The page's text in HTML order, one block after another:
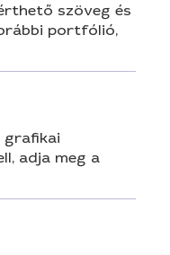
szöveg és
portfólió,
grafikai
adja meg a